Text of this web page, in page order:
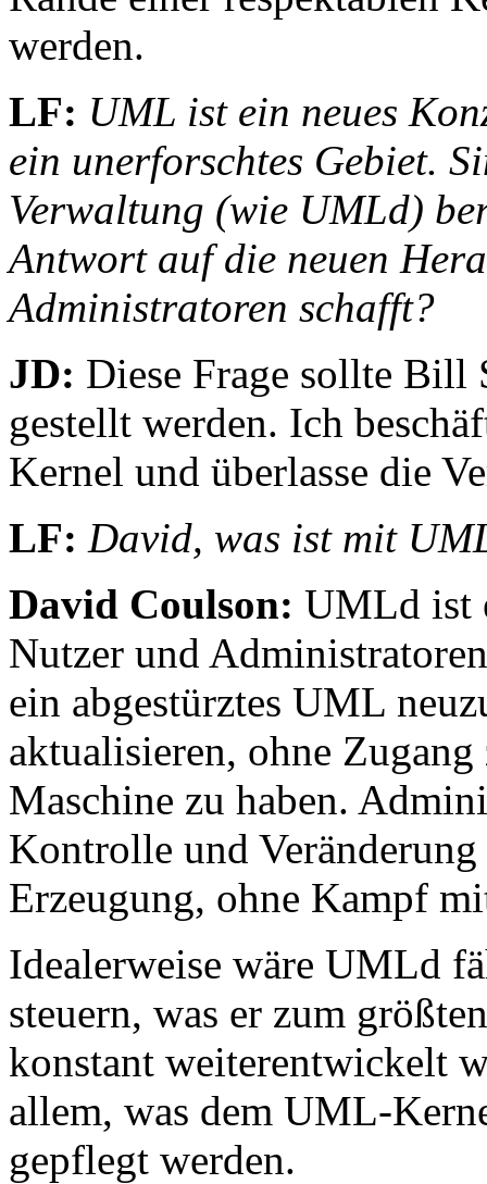
werden.
LF: UML ist ein neues
ein unerforschtes Gebiet.
Verwaltung (wie UMLd)
Antwort auf die neuen
Administratoren schafft?
JD: Diese Frage sollte Bill
gestellt werden. Ich
Kernel und überlasse die
LF: David, was ist mit
David Coulson: UMLd ist
Nutzer und
ein abgestürztes UML
aktualisieren, ohne
Maschine zu haben.
Kontrolle und
Erzeugung, ohne Kampf
Idealerweise wäre UMLd
steuern, was er zum
konstant weiterentwickelt
allem, was dem UML-
gepflegt werden.